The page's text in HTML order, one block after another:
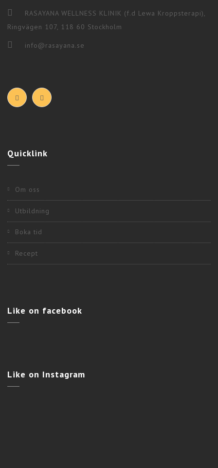
RASAYANA WELLNESS KLINIK (f.d Lewa Kroppsterapi),
Ringvägen 107, 118 60 Stockholm
info@rasayana.se
Quicklink
Om oss
Utbildning
Boka tid
Recept
Like on facebook
Like on Instagram